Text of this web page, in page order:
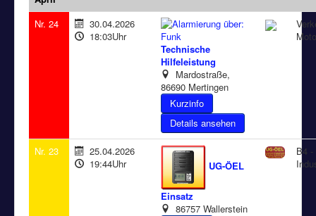
Nr. 24
30.04.2026
18:03Uhr
Technische
Hilfeleistung
Mardostraße,
86690 Mertingen
Details ansehen
Nr. 23
25.04.2026
19:44Uhr
UG-ÖEL
Einsatz
86757 Wallerstein
B4 -